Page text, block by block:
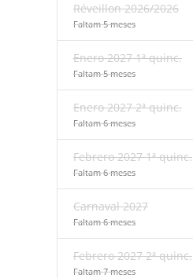
Réveillon 2026/2026
Faltam 5 meses
Enero 2027 1ª quinc.
Faltam 5 meses
Enero 2027 2ª quinc.
Faltam 6 meses
Febrero 2027 1ª quinc.
Faltam 6 meses
Carnaval 2027
Faltam 6 meses
Febrero 2027 2ª quinc.
Faltam 7 meses